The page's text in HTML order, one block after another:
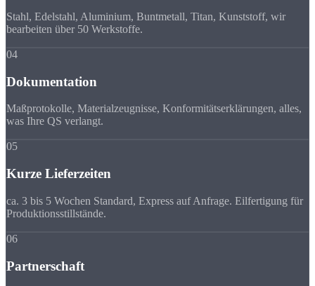
Stahl, Edelstahl, Aluminium, Buntmetall, Titan, Kunststoff, wir
bearbeiten über 50 Werkstoffe.
04
Dokumentation
Maßprotokolle, Materialzeugnisse, Konformitätserklärungen, alles,
was Ihre QS verlangt.
05
Kurze Lieferzeiten
ca. 3 bis 5 Wochen Standard, Express auf Anfrage. Eilfertigung für
Produktionsstillstände.
06
Partnerschaft